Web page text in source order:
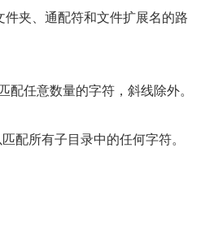
夹、通配符和文件扩展名的路
配任意数量的字符，斜线除外。
配所有子目录中的任何字符。